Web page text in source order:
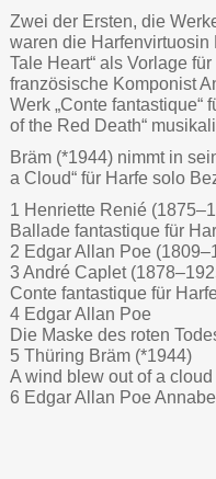
Zwei der Ersten, die
waren die Harfenvirtuosin
Tale Heart“ als Vorlage
französische Komponist
Werk „Conte fantastique“
of the Red Death“
Bräm (*1944) nimmt in
a Cloud“ für Harfe solo
1 Henriette Renié
Ballade fantastique für
2 Edgar Allan Poe
3 André Caplet
Conte fantastique für
4 Edgar Allan Poe
Die Maske des roten
5 Thüring Bräm (*1944)
A wind blew out of a
6 Edgar Allan Poe